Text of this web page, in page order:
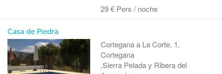
29 € Pers / noche
Casa de Piedra
Cortegana a La Corte, 1,
Cortegana
,Sierra Pelada y Ribera del